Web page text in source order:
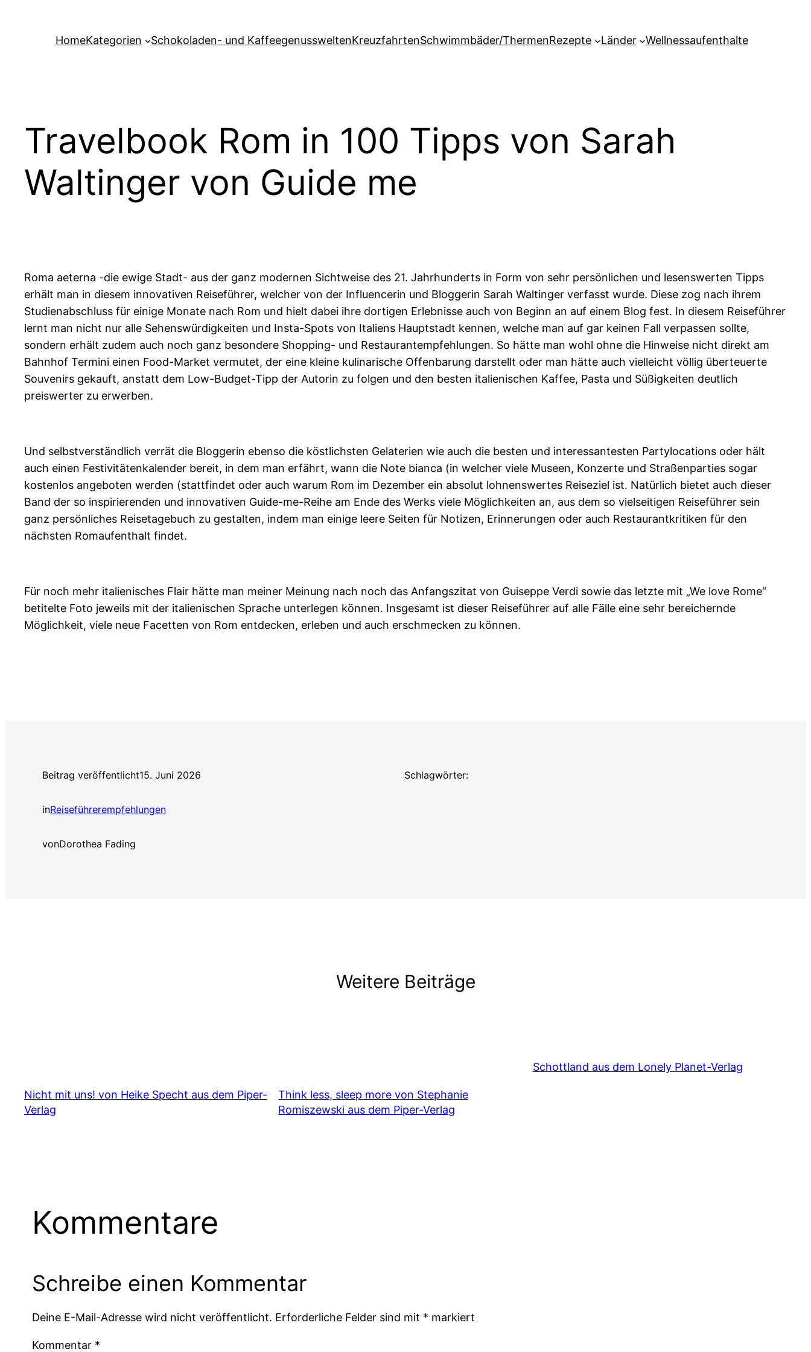
HomeKategorien Schokoladen- und KaffeegenussweltenKreuzfahrtenSchwimmbäder/ThermenRezepte Länder Wellnessaufenthalte
Travelbook Rom in 100 Tipps von Sarah
Waltinger von Guide me
Roma aeterna -die ewige Stadt- aus der ganz modernen Sichtweise des 21. Jahrhunderts in Form von sehr persönlichen und lesenswerten Tipps
erhält man in diesem innovativen Reiseführer, welcher von der Influencerin und Bloggerin Sarah Waltinger verfasst wurde. Diese zog nach ihrem
Studienabschluss für einige Monate nach Rom und hielt dabei ihre dortigen Erlebnisse auch von Beginn an auf einem Blog fest. In diesem Reiseführer
lernt man nicht nur alle Sehenswürdigkeiten und Insta-Spots von Italiens Hauptstadt kennen, welche man auf gar keinen Fall verpassen sollte,
sondern erhält zudem auch noch ganz besondere Shopping- und Restaurantempfehlungen. So hätte man wohl ohne die Hinweise nicht direkt am
Bahnhof Termini einen Food-Market vermutet, der eine kleine kulinarische Offenbarung darstellt oder man hätte auch vielleicht völlig überteuerte
Souvenirs gekauft, anstatt dem Low-Budget-Tipp der Autorin zu folgen und den besten italienischen Kaffee, Pasta und Süßigkeiten deutlich
preiswerter zu erwerben.
Und selbstverständlich verrät die Bloggerin ebenso die köstlichsten Gelaterien wie auch die besten und interessantesten Partylocations oder hält
auch einen Festivitätenkalender bereit, in dem man erfährt, wann die Note bianca (in welcher viele Museen, Konzerte und Straßenparties sogar
kostenlos angeboten werden (stattfindet oder auch warum Rom im Dezember ein absolut lohnenswertes Reiseziel ist. Natürlich bietet auch dieser
Band der so inspirierenden und innovativen Guide-me-Reihe am Ende des Werks viele Möglichkeiten an, aus dem so vielseitigen Reiseführer sein
ganz persönliches Reisetagebuch zu gestalten, indem man einige leere Seiten für Notizen, Erinnerungen oder auch Restaurantkritiken für den
nächsten Romaufenthalt findet.
Für noch mehr italienisches Flair hätte man meiner Meinung nach noch das Anfangszitat von Guiseppe Verdi sowie das letzte mit „We love Rome“
betitelte Foto jeweils mit der italienischen Sprache unterlegen können. Insgesamt ist dieser Reiseführer auf alle Fälle eine sehr bereichernde
Möglichkeit, viele neue Facetten von Rom entdecken, erleben und auch erschmecken zu können.
Beitrag veröffentlicht15. Juni 2026
inReiseführerempfehlungen
vonDorothea Fading
Schlagwörter:
Weitere Beiträge
Nicht mit uns! von Heike Specht aus dem Piper-
Verlag
Think less, sleep more von Stephanie
Romiszewski aus dem Piper-Verlag
Schottland aus dem Lonely Planet-Verlag
Kommentare
Schreibe einen Kommentar
Deine E-Mail-Adresse wird nicht veröffentlicht. Erforderliche Felder sind mit * markiert
Kommentar *